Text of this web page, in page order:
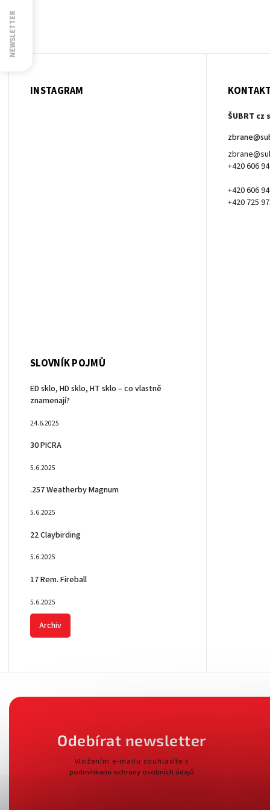
Odebírat newsletter
Vložením e-mailu souhlasíte s
podmínkami ochrany osobních údajů
INSTAGRAM KONTAKT
ŠUBRT cz
zbrane@
+420 606
+420 606
+420 725
SLOVNÍK POJMŮ
ED sklo, HD sklo, HT sklo – co vlastně
znamenají?
24.6.2025
30 PICRA
5.6.2025
.257 Weatherby Magnum
5.6.2025
22 Claybirding
5.6.2025
17 Rem. Fireball
5.6.2025
Archiv
NEWSLETTER